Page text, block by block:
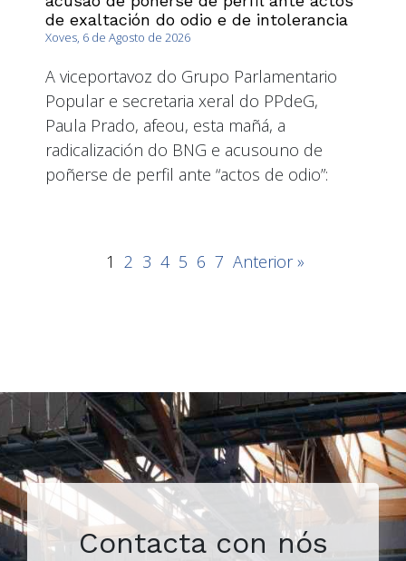
de exaltación do odio e de intolerancia
Xoves, 6 de Agosto de 2026
A viceportavoz do Grupo Parlamentario
Popular e secretaria xeral do PPdeG,
Paula Prado, afeou, esta mañá, a
radicalización do BNG e acusouno de
poñerse de perfil ante “actos de odio”:
1 2 3 4 5 6 7 Anterior »
Contacta con nós